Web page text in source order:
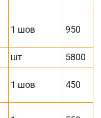
1 шов 950
шт
5800
1 шов 450